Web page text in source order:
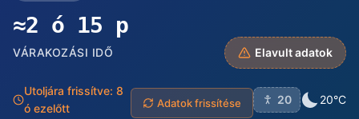
≈2 ó 15 p
VÁRAKOZÁSI IDŐ Elavult adatok
Utoljára frissítve: 8
ó ezelőtt
Adatok frissítése 20 20°C